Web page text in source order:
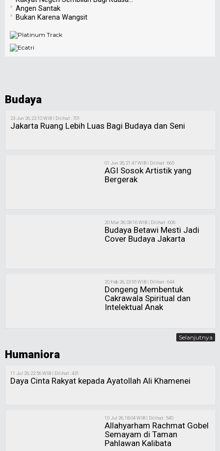
• Angen Santak
• Bukan Karena Wangsit
Budaya
23 Jun 26, 22:10 WIB | Dilihat : 701
Jakarta Ruang Lebih Luas Bagi Budaya dan Seni
01 Jun 26, 21:47 WIB | Dilihat : 665
AGI Sosok Artistik yang
Bergerak
20 Mar 26, 08:16 WIB | Dilihat : 606
Budaya Betawi Mesti Jadi
Cover Budaya Jakarta
20 Feb 26, 23:55 WIB | Dilihat : 644
Dongeng Membentuk
Cakrawala Spiritual dan
Intelektual Anak
Selanjutnya
Humaniora
11 Jul 26, 22:56 WIB | Dilihat : 431
Daya Cinta Rakyat kepada Ayatollah Ali Khamenei
10 Jul 26, 18:04 WIB | Dilihat : 540
Allahyarham Rachmat Gobel
Semayam di Taman
Pahlawan Kalibata